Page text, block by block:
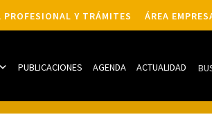
PROFESIONAL Y TRÁMITES ÁREA
PUBLICACIONES AGENDA ACTUALIDAD